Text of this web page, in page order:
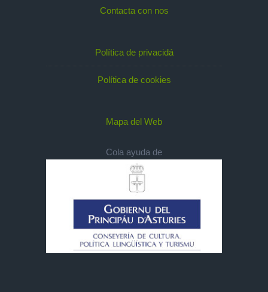
Contacta con nos
Política de privacidá
Política de cookies
Mapa del Web
Cola ayuda de